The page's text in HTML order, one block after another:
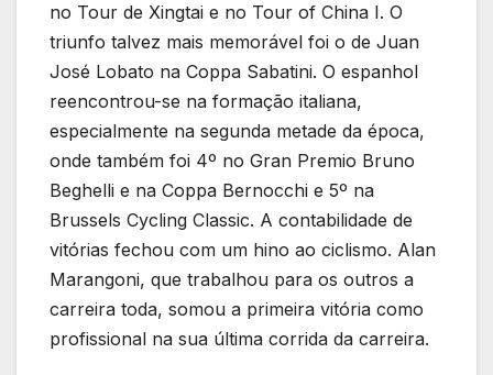
no Tour de Xingtai e no Tour of China I. O
triunfo talvez mais memorável foi o de Juan
José Lobato na Coppa Sabatini. O espanhol
reencontrou-se na formação italiana,
especialmente na segunda metade da época,
onde também foi 4º no Gran Premio Bruno
Beghelli e na Coppa Bernocchi e 5º na
Brussels Cycling Classic. A contabilidade de
vitórias fechou com um hino ao ciclismo. Alan
Marangoni, que trabalhou para os outros a
carreira toda, somou a primeira vitória como
profissional na sua última corrida da carreira.